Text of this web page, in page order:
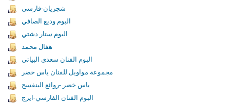
شجريان-فارسي
البوم وديع الصافي
البوم ستار دشتي
هفال محمد
البوم الفنان سعدي البياتي
مجموعة مواويل للفنان ياس خضر
ياس خضر -روائع البنفسج
البوم الفنان الفارسي-ايرج